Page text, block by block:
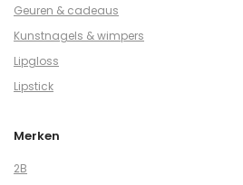
Geuren & cadeaus
Kunstnagels & wimpers
Lipgloss
Lipstick
Merken
2B